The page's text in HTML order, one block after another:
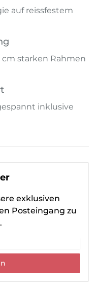
auf reissfestem
starken Rahmen
inklusive
exklusiven
Posteingang zu